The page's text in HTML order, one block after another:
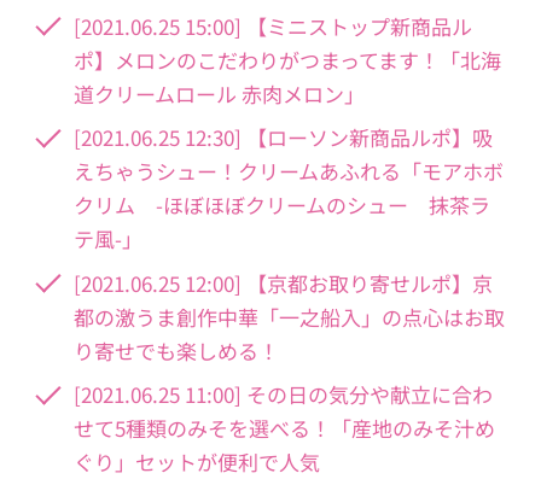
[2021.06.25 15:00] 【ミニストップ新商品ル
ポ】メロンのこだわりがつまってます！「北海
道クリームロール 赤肉メロン」
[2021.06.25 12:30] 【ローソン新商品ルポ】吸
えちゃうシュー！クリームあふれる「モアホボ
クリム -ほぼほぼクリームのシュー 抹茶ラ
テ風-」
[2021.06.25 12:00] 【京都お取り寄せルポ】京
都の激うま創作中華「一之船入」の点心はお取
り寄せでも楽しめる！
[2021.06.25 11:00] その日の気分や献立に合わ
せて5種類のみそを選べる！「産地のみそ汁め
ぐり」セットが便利で人気